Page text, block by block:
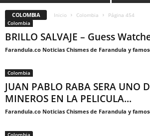
COLOMBIA Inicio Colombia
Página 454
Colombia
BRILLO SALVAJE – Guess
Farandula.co Noticias Chismes de Farandula y
Colombia
JUAN PABLO RABA SERA UNO
MINEROS EN LA PELICULA...
Farandula.co Noticias Chismes de Farandula y
Colombia